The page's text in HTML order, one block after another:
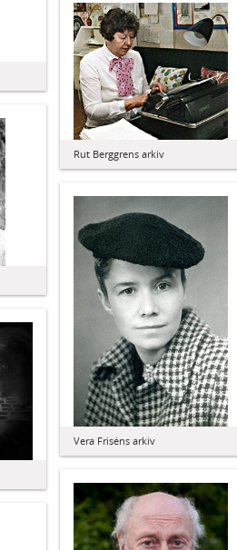
Rut Berggrens arkiv
Vera Friséns arkiv